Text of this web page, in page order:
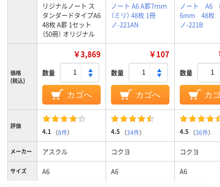
リジナルノート ス
タンダードタイプA6
48枚 A罫 1セット
（50冊） オリジナル
ノート A6 A罫7ｍｍ
（ミリ） 48枚 1冊
ノ-221AN
ノート A6
6mm 48
ノ-221B
価格
(税込)
￥3,869
数量
カゴへ
￥107
数量
カゴへ
数量
カ
評価
4.1 （8件） 4.5 （34件） 4.5 （36件）
メーカー アスクル コクヨ コクヨ
サイズ A6 A6 A6